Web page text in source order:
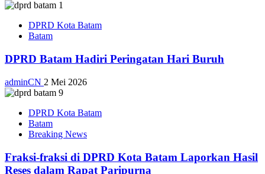
DPRD Kota Batam
Batam
DPRD Batam Hadiri Peringatan Hari Buruh
adminCN 2 Mei 2026
DPRD Kota Batam
Batam
Breaking News
Fraksi-fraksi di DPRD Kota Batam Laporkan Hasil
Reses dalam Rapat Paripurna